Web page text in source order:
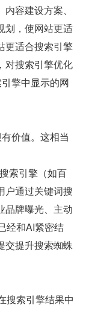
容建设方案、
划，使网站更适
更适合搜索引擎
对搜索引擎优化
擎中显示的网
价值。这相当
索引擎（如百
户通过关键词搜
品牌曝光、主动
经和AI紧密结
交提升搜索蜘蛛
搜索引擎结果中